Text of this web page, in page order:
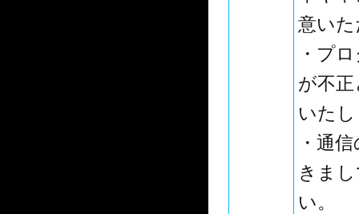
意い
・プ
が不
いた
・通
きま
い。